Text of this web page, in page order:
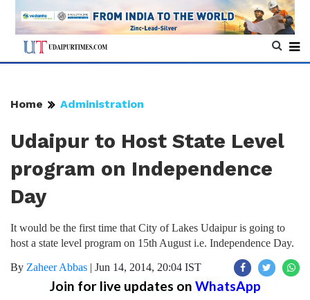
Home Administration
Udaipur to Host State Level
program on Independence
Day
It would be the first time that City of Lakes Udaipur is going to
host a state level program on 15th August i.e. Independence Day.
By Zaheer Abbas | Jun 14, 2014, 20:04 IST
Join for live updates on WhatsApp